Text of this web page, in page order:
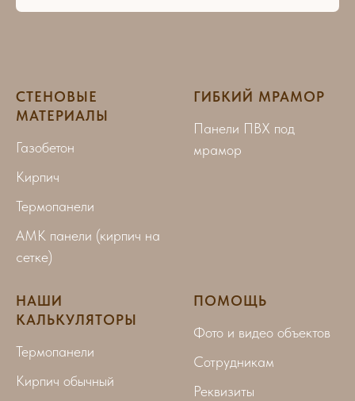
СТЕНОВЫЕ
МАТЕРИАЛЫ
Газобетон
Кирпич
Термопанели
АМК панели (кирпич на
сетке)
ГИБКИЙ МРАМОР
Панели ПВХ под
мрамор
НАШИ
КАЛЬКУЛЯТОРЫ
Термопанели
Кирпич обычный
ПОМОЩЬ
Фото и видео объектов
Сотрудникам
Реквизиты